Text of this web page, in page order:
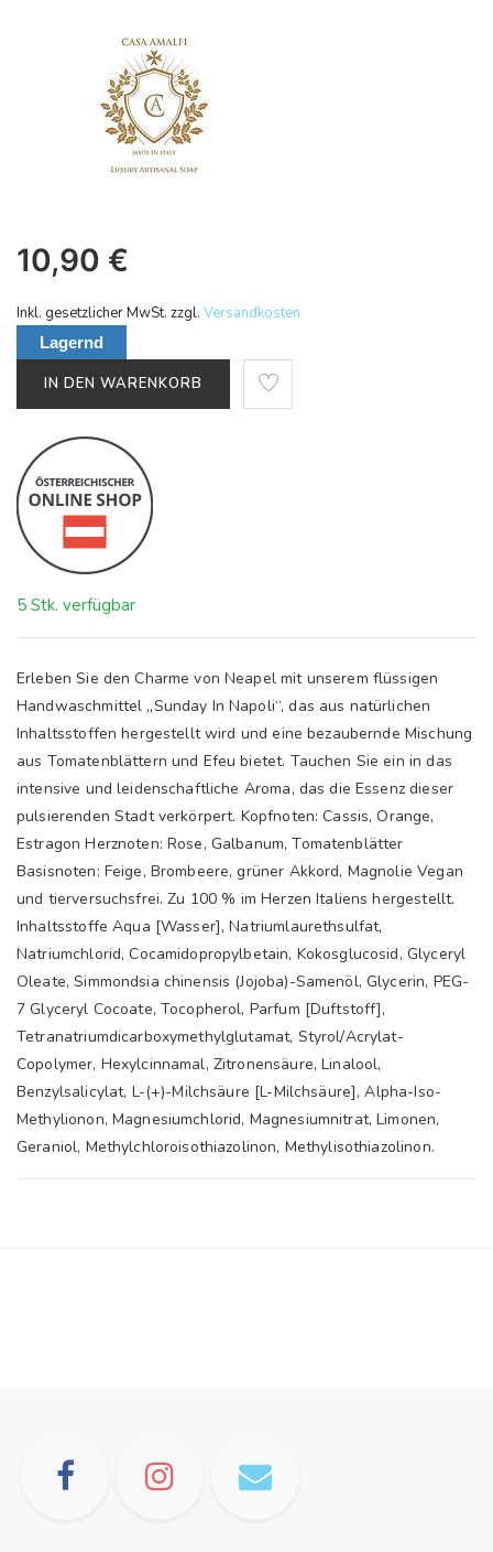
10,90 €
Inkl. gesetzlicher MwSt. zzgl. Versandkosten
Lagernd
IN DEN WARENKORB
5 Stk. verfügbar
Erleben Sie den Charme von Neapel mit unserem flüssigen
Handwaschmittel „Sunday In Napoli“, das aus natürlichen
Inhaltsstoffen hergestellt wird und eine bezaubernde Mischung
aus Tomatenblättern und Efeu bietet. Tauchen Sie ein in das
intensive und leidenschaftliche Aroma, das die Essenz dieser
pulsierenden Stadt verkörpert. Kopfnoten: Cassis, Orange,
Estragon Herznoten: Rose, Galbanum, Tomatenblätter
Basisnoten: Feige, Brombeere, grüner Akkord, Magnolie Vegan
und tierversuchsfrei. Zu 100 % im Herzen Italiens hergestellt.
Inhaltsstoffe Aqua [Wasser], Natriumlaurethsulfat,
Natriumchlorid, Cocamidopropylbetain, Kokosglucosid, Glyceryl
Oleate, Simmondsia chinensis (Jojoba)-Samenöl, Glycerin, PEG-
7 Glyceryl Cocoate, Tocopherol, Parfum [Duftstoff],
Tetranatriumdicarboxymethylglutamat, Styrol/Acrylat-
Copolymer, Hexylcinnamal, Zitronensäure, Linalool,
Benzylsalicylat, L-(+)-Milchsäure [L-Milchsäure], Alpha-Iso-
Methylionon, Magnesiumchlorid, Magnesiumnitrat, Limonen,
Geraniol, Methylchloroisothiazolinon, Methylisothiazolinon.